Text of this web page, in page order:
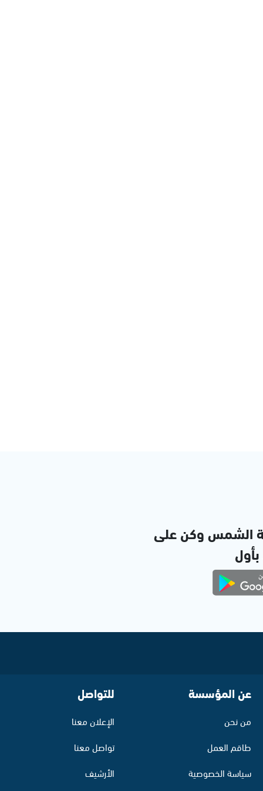
الشمس وكن على
بأول
عن المؤسسة
من نحن
طاقم العمل
سياسة الخصوصية
للتواصل
الإعلان معنا
تواصل معنا
الأرشيف